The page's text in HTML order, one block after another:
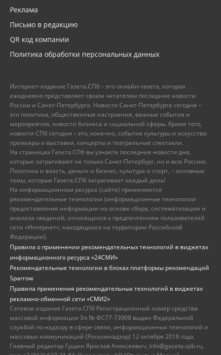
Реклама
Письмо в редакцию
QR код компании
Политика обработки персональных данных
Интернет-издание Газета.СПб – это онлайн-газета, которая
ежедневно представляет своим читателям последние новости
России и Санкт-Петербурга. Новости Санкт-Петербурга сегодня –
это политика, общественные настроения, важные события и
мероприятия, новости бизнеса и социальной сферы. Кроме того,
новости СПб сегодня – это, конечно, события культуры и искусства:
премьеры и выставки, концерты и театральные спектакли.
На страницах Газета.СПб вы узнаете последние новости дня,
которые затрагивают не только Санкт-Петербург, но и всю Россию.
Политика и власть, деньги и бизнес, культура и спорт, – основные
темы, которые Газета.СПб затрагивает каждый день!
На информационном ресурсе (сайте) применяются
рекомендательные технологии (информационные технологии
предоставления информации на основе сбора, систематизации и
анализа сведений, относящихся к предпочтениям пользователей
сети «Интернет», находящихся на территории Российской
Федерации).
Правила о применении рекомендательных технологий в виджетах
информационного ресурса «24СМИ»
Рекомендательные технологии в блоках платформы рекомендаций
Sparrow
Правила применения рекомендательных технологий в виджетах
рекламно-обменной сети «СМИ2»
Сетевое издание Газета.СПб Регистрационный номер средства
массовой информации Эл № ФС77-73908 выдан Федеральной
службой по надзору в сфере связи, информационных технологий и
массовых коммуникаций (Роскомнадзор) 12 октября 2018 года.
Главный редактор Гущин Ярослав Алексеевич, info@gazeta.spb.ru,